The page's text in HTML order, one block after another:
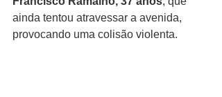
ainda tentou atravessar a avenida,
provocando uma colisão violenta.